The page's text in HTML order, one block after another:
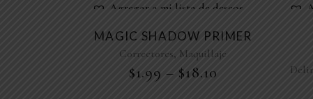
Agregar a mi lista de deseos
MAGIC SHADOW PRIMER
Correctores, Maquillaje
$1.99 – $18.10